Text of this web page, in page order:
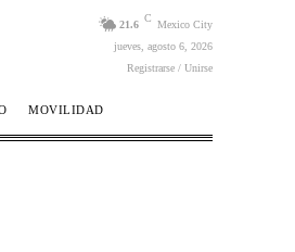
21.6
C
Mexico City
jueves, agosto 6, 2026
Registrarse / Unirse
MOVILIDAD